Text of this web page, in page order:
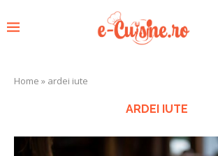
Home » ardei iute
ARDEI IUTE